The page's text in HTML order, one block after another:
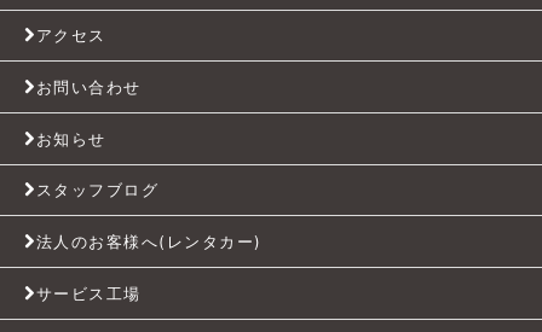
アクセス
お問い合わせ
お知らせ
スタッフブログ
法人のお客様へ(レンタカー)
サービス工場